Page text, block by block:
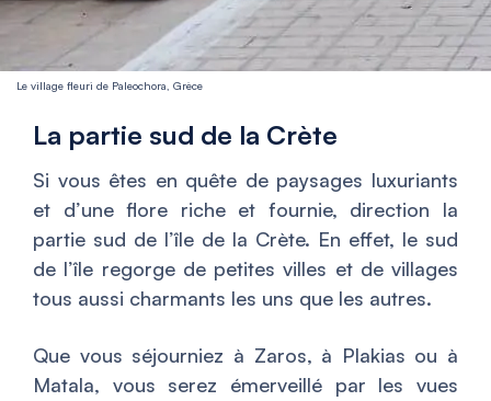
Le village fleuri de Paleochora, Grèce
La partie sud de la Crète
Si vous êtes en quête de paysages luxuriants
et d’une flore riche et fournie, direction la
partie sud de l’île de la Crète. En effet, le sud
de l’île regorge de petites villes et de villages
tous aussi charmants les uns que les autres.
Que vous séjourniez à Zaros, à Plakias ou à
Matala, vous serez émerveillé par les vues